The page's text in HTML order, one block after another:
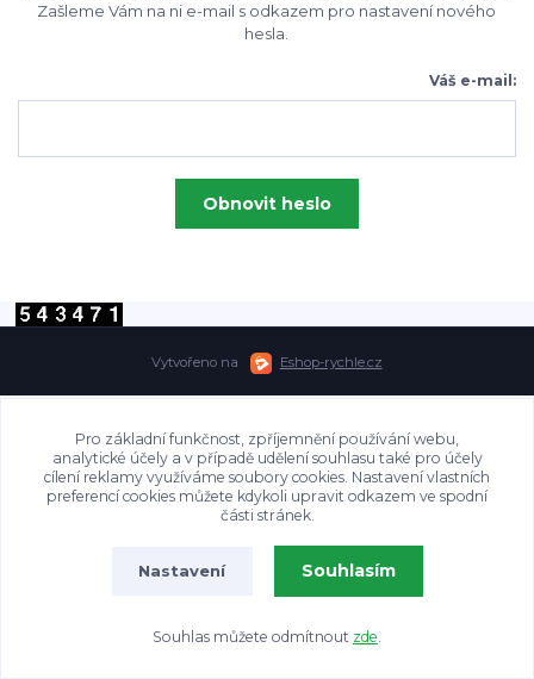
Zašleme Vám na ni e-mail s odkazem pro nastavení nového
hesla.
Váš e-mail:
Obnovit heslo
Vytvořeno na Eshop-rychle.cz
Pro základní funkčnost, zpříjemnění používání webu,
analytické účely a v případě udělení souhlasu také pro účely
cílení reklamy využíváme soubory cookies. Nastavení vlastních
preferencí cookies můžete kdykoli upravit odkazem ve spodní
části stránek.
Nastavení Souhlasím
Souhlas můžete odmítnout zde